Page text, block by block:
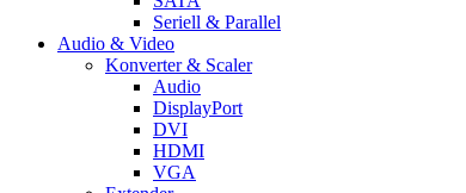
Seriell & Parallel
Audio & Video
Konverter & Scaler
Audio
DisplayPort
DVI
HDMI
VGA